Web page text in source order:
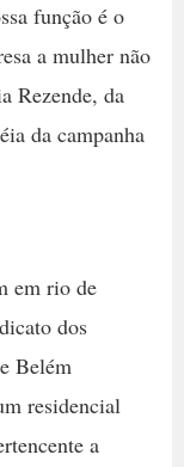
função é o
a mulher não
Rezende, da
da campanha
em rio de
dos
Belém
residencial
a